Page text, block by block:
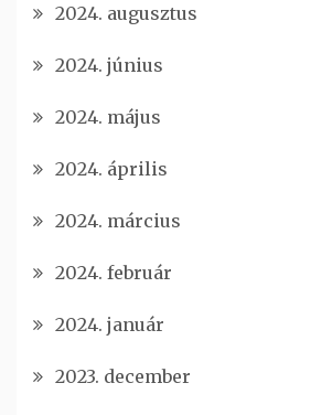
2024. augusztus
2024. június
2024. május
2024. április
2024. március
2024. február
2024. január
2023. december